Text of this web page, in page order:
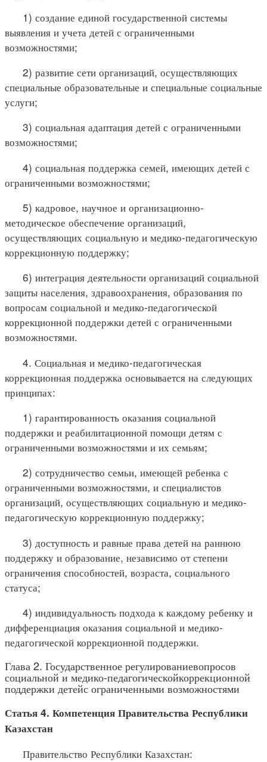
1) создание единой государственной системы
выявления и учета детей с ограниченными
возможностями;
2) развитие сети организаций, осуществляющих
специальные образовательные и специальные социальные
услуги;
3) социальная адаптация детей с ограниченными
возможностями;
4) социальная поддержка семей, имеющих детей с
ограниченными возможностями;
5) кадровое, научное и организационно-
методическое обеспечение организаций,
осуществляющих социальную и медико-педагогическую
коррекционную поддержку;
6) интеграция деятельности организаций социальной
защиты населения, здравоохранения, образования по
вопросам социальной и медико-педагогической
коррекционной поддержки детей с ограниченными
возможностями.
4. Социальная и медико-педагогическая
коррекционная поддержка основывается на следующих
принципах:
1) гарантированность оказания социальной
поддержки и реабилитационной помощи детям с
ограниченными возможностями и их семьям;
2) сотрудничество семьи, имеющей ребенка с
ограниченными возможностями, и специалистов
организаций, осуществляющих социальную и медико-
педагогическую коррекционную поддержку;
3) доступность и равные права детей на раннюю
поддержку и образование, независимо от степени
ограничения способностей, возраста, социального
статуса;
4) индивидуальность подхода к каждому ребенку и
дифференциация оказания социальной и медико-
педагогической коррекционной поддержки.
Глава 2. Государственное регулированиевопросов
социальной и медико-педагогическойкоррекционной
поддержки детейс ограниченными возможностями
Статья 4. Компетенция Правительства Республики
Казахстан
Правительство Республики Казахстан: